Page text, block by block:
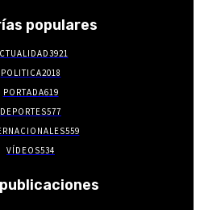
populares
3921
POLITICA2018
PORTADA619
DEPORTES577
559
VÍDEOS534